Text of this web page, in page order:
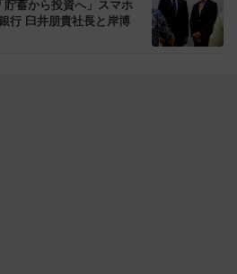
貯蓄から投資へ」スマホ
行 臼井朋貴社長と岸博